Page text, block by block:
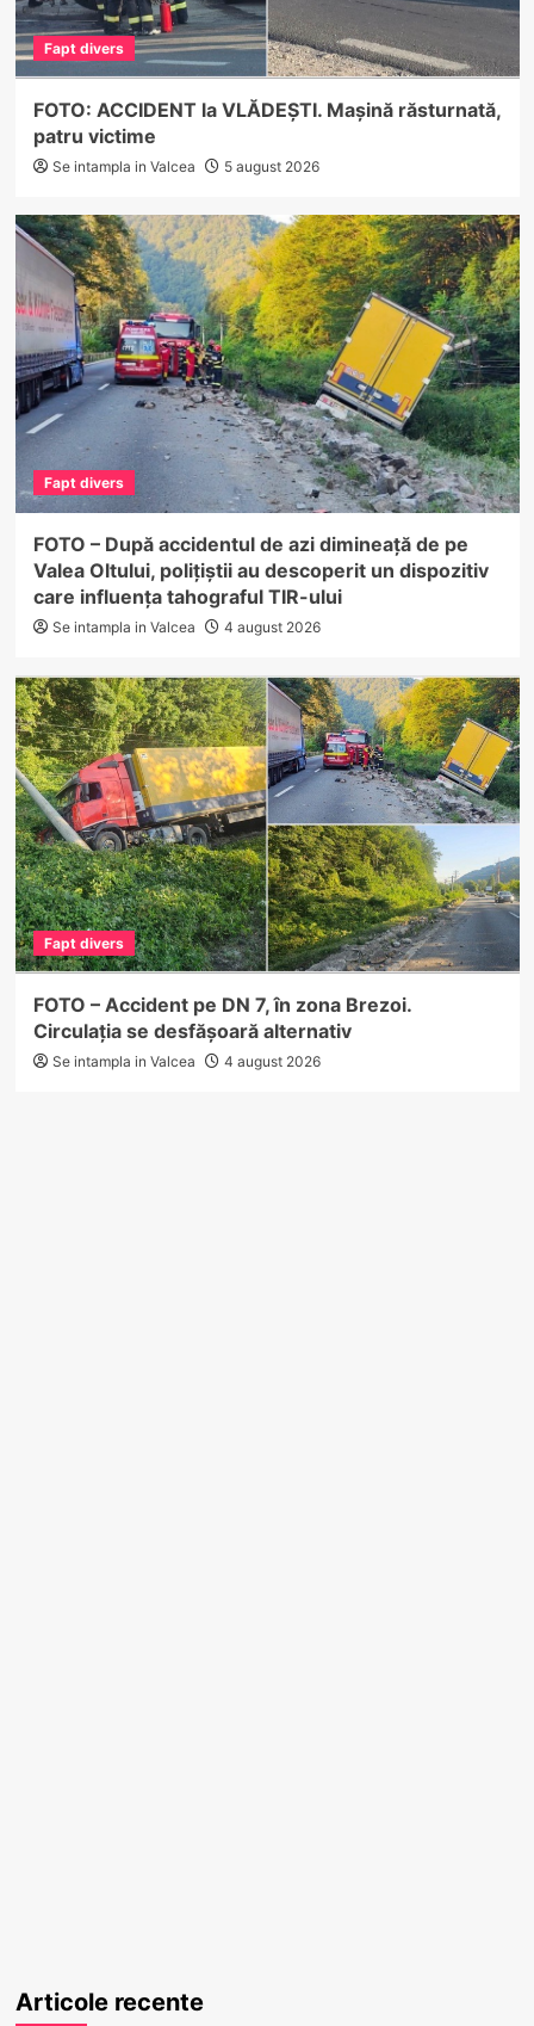
Fapt divers
FOTO: ACCIDENT la VLĂDEȘTI. Mașină răsturnată,
patru victime
Se intampla in Valcea 5 august 2026
Fapt divers
FOTO – După accidentul de azi dimineață de pe
Valea Oltului, polițiștii au descoperit un dispozitiv
care influența tahograful TIR-ului
Se intampla in Valcea 4 august 2026
Fapt divers
FOTO – Accident pe DN 7, în zona Brezoi.
Circulația se desfășoară alternativ
Se intampla in Valcea 4 august 2026
Articole recente